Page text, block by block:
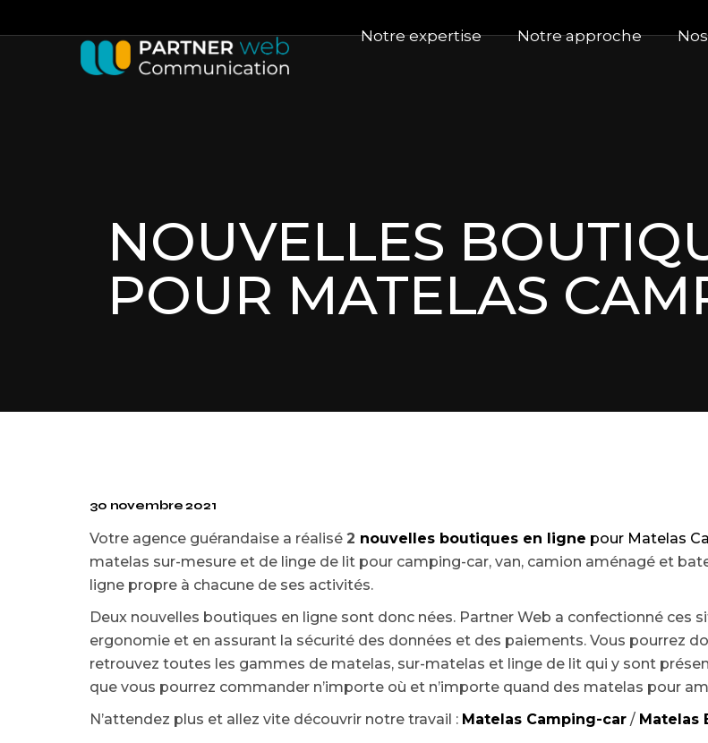
Notre expertise
Notre approche
NOUVELLES
POUR MATELAS
30 novembre 2021
Votre agence guérandaise a réalisé 2 nouvelles boutiques en ligne pour Matelas
matelas sur-mesure et de linge de lit pour camping-car, van, camion aménagé et
ligne propre à chacune de ses activités.
Deux nouvelles boutiques en ligne sont donc nées. Partner Web a confectionné ces
ergonomie et en assurant la sécurité des données et des paiements. Vous pourrez
retrouvez toutes les gammes de matelas, sur-matelas et linge de lit qui y sont
que vous pourrez commander n’importe où et n’importe quand des matelas pour
N’attendez plus et allez vite découvrir notre travail : Matelas Camping-car / Matelas